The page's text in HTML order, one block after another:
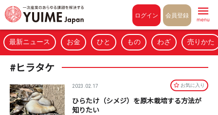
ログイン 会員登録
menu
最新ニュース お金 ひと もの わざ 売りかた
#ヒラタケ
2023.02.17 お気に⼊り
ひらたけ（シメジ）を原木栽培する方法が
知りたい